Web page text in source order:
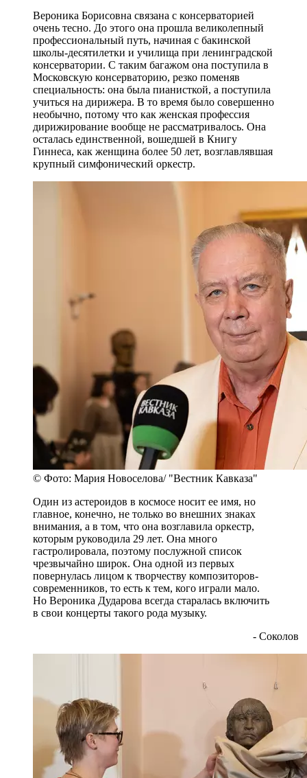
Вероника Борисовна связана с консерваторией
очень тесно. До этого она прошла великолепный
профессиональный путь, начиная с бакинской
школы-десятилетки и училища при ленинградской
консерватории. С таким багажом она поступила в
Московскую консерваторию, резко поменяв
специальность: она была пианисткой, а поступила
учиться на дирижера. В то время было совершенно
необычно, потому что как женская профессия
дирижирование вообще не рассматривалось. Она
осталась единственной, вошедшей в Книгу
Гиннеса, как женщина более 50 лет, возглавлявшая
крупный симфонический оркестр.
© Фото: Мария Новоселова/ "Вестник Кавказа"
Один из астероидов в космосе носит ее имя, но
главное, конечно, не только во внешних знаках
внимания, а в том, что она возглавила оркестр,
которым руководила 29 лет. Она много
гастролировала, поэтому послужной список
чрезвычайно широк. Она одной из первых
повернулась лицом к творчеству композиторов-
современников, то есть к тем, кого играли мало.
Но Вероника Дударова всегда старалась включить
в свои концерты такого рода музыку.
- Соколов